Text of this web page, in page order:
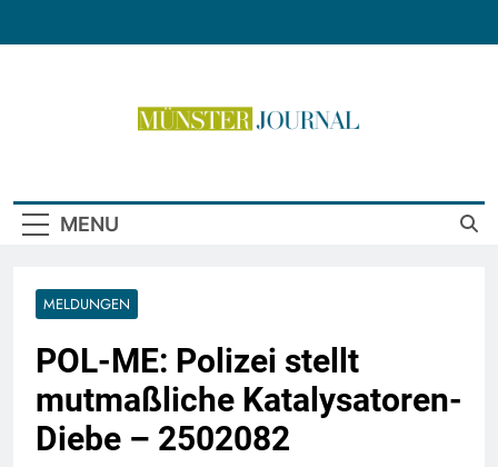
MENU
MELDUNGEN
POL-ME: Polizei stellt
mutmaßliche Katalysatoren-
Diebe – 2502082